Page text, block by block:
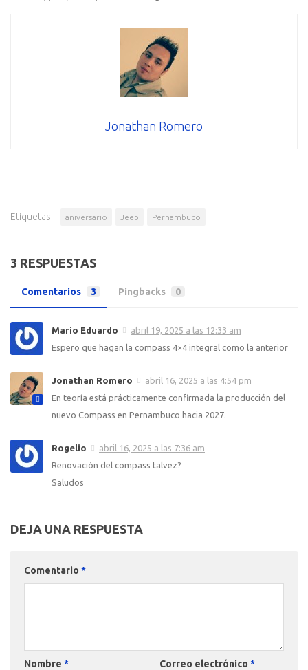
Jonathan Romero
Etiquetas: aniversario Jeep Pernambuco
3 RESPUESTAS
Comentarios 3 Pingbacks 0
Mario Eduardo
abril 19, 2025 a las 12:33 am
Espero que hagan la compass 4×4 integral como la anterior
Jonathan Romero
abril 16, 2025 a las 4:54 pm
En teoría está prácticamente confirmada la producción del
nuevo Compass en Pernambuco hacia 2027.
Rogelio
abril 16, 2025 a las 7:36 am
Renovación del compass talvez?
Saludos
DEJA UNA RESPUESTA
Comentario *
Nombre * Correo electrónico *